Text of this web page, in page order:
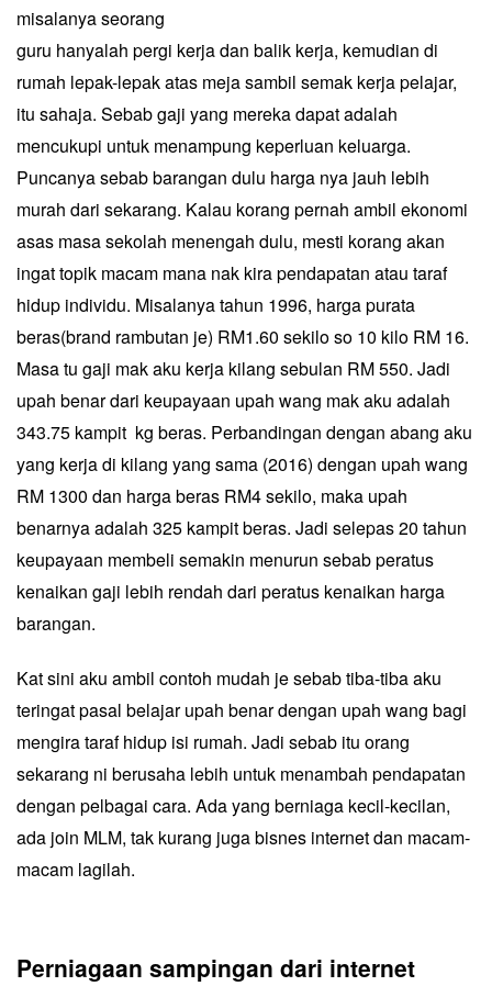
misalanya seorang
guru hanyalah pergi kerja dan balik kerja, kemudian di
rumah lepak-lepak atas meja sambil semak kerja pelajar,
itu sahaja. Sebab gaji yang mereka dapat adalah
mencukupi untuk menampung keperluan keluarga.
Puncanya sebab barangan dulu harga nya jauh lebih
murah dari sekarang. Kalau korang pernah ambil ekonomi
asas masa sekolah menengah dulu, mesti korang akan
ingat topik macam mana nak kira pendapatan atau taraf
hidup individu. Misalanya tahun 1996, harga purata
beras(brand rambutan je) RM1.60 sekilo so 10 kilo RM 16.
Masa tu gaji mak aku kerja kilang sebulan RM 550. Jadi
upah benar dari keupayaan upah wang mak aku adalah
343.75 kampit kg beras. Perbandingan dengan abang aku
yang kerja di kilang yang sama (2016) dengan upah wang
RM 1300 dan harga beras RM4 sekilo, maka upah
benarnya adalah 325 kampit beras. Jadi selepas 20 tahun
keupayaan membeli semakin menurun sebab peratus
kenaikan gaji lebih rendah dari peratus kenaikan harga
barangan.
Kat sini aku ambil contoh mudah je sebab tiba-tiba aku
teringat pasal belajar upah benar dengan upah wang bagi
mengira taraf hidup isi rumah. Jadi sebab itu orang
sekarang ni berusaha lebih untuk menambah pendapatan
dengan pelbagai cara. Ada yang berniaga kecil-kecilan,
ada join MLM, tak kurang juga bisnes internet dan macam-
macam lagilah.
Perniagaan sampingan dari internet